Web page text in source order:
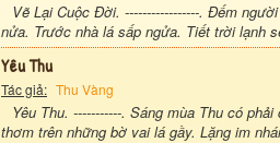
Vẽ Lại Cuộc Đời. -----------------. Đếm
nửa. Trước nhà lá sấp ngửa. Tiết trời lạnh
Yêu Thu
Tác giả: Thu Vàng
Yêu Thu. -----------. Sáng mùa Thu có
thơm trên những bờ vai lá gầy. Lặng im